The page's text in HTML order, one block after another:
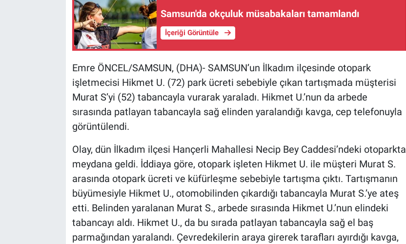
Samsun'da okçuluk müsabakaları tamamlandı
İçeriği Görüntüle
Emre ÖNCEL/SAMSUN, (DHA)- SAMSUN’un İlkadım ilçesinde otopark
işletmecisi Hikmet U. (72) park ücreti sebebiyle çıkan tartışmada müşterisi
Murat S’yi (52) tabancayla vurarak yaraladı. Hikmet U.’nun da arbede
sırasında patlayan tabancayla sağ elinden yaralandığı kavga, cep telefonuyla
görüntülendi.
Olay, dün İlkadım ilçesi Hançerli Mahallesi Necip Bey Caddesi’ndeki otoparkta
meydana geldi. İddiaya göre, otopark işleten Hikmet U. ile müşteri Murat S.
arasında otopark ücreti ve küfürleşme sebebiyle tartışma çıktı. Tartışmanın
büyümesiyle Hikmet U., otomobilinden çıkardığı tabancayla Murat S.’ye ateş
etti. Belinden yaralanan Murat S., arbede sırasında Hikmet U.’nun elindeki
tabancayı aldı. Hikmet U., da bu sırada patlayan tabancayla sağ el baş
parmağından yaralandı. Çevredekilerin araya girerek tarafları ayırdığı kavga,